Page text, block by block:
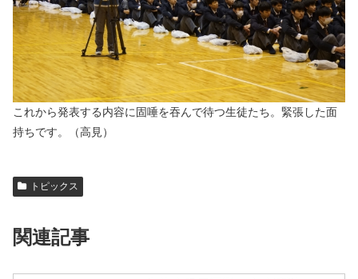
これから発表する内容に固唾を吞んで待つ生徒たち。緊張した面
持ちです。（高見）
トピックス
関連記事